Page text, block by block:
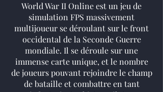
World War II Online est un jeu de
simulation FPS massivement
multijoueur se déroulant sur le front
occidental de la Seconde Guerre
mondiale. Il se déroule sur une
immense carte unique, et le nombre
de joueurs pouvant rejoindre le champ
de bataille et combattre en tant